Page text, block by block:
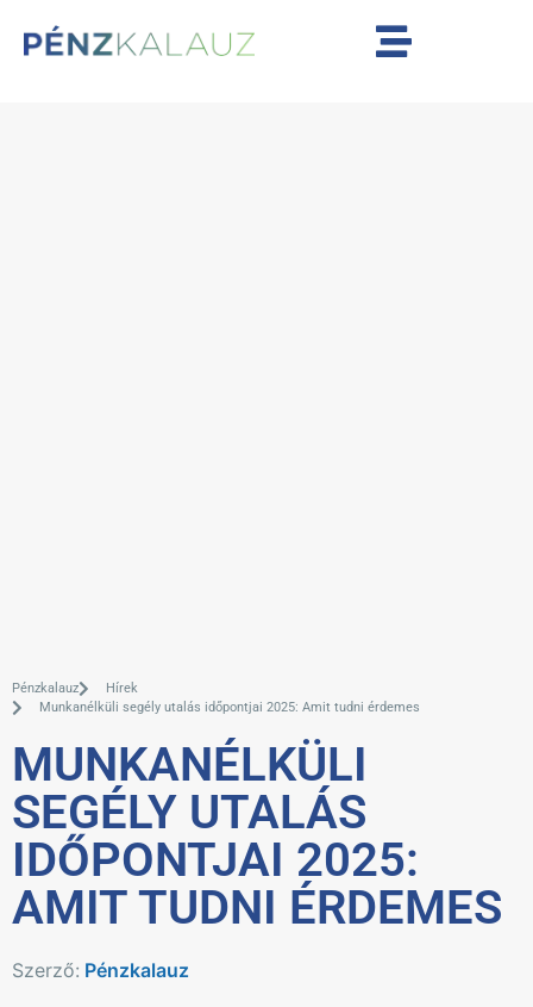
Pénzkalauz
Hírek
Munkanélküli segély utalás időpontjai 2025: Amit tudni érdemes
MUNKANÉLKÜLI
SEGÉLY UTALÁS
IDŐPONTJAI 2025:
AMIT TUDNI ÉRDEMES
Szerző: Pénzkalauz